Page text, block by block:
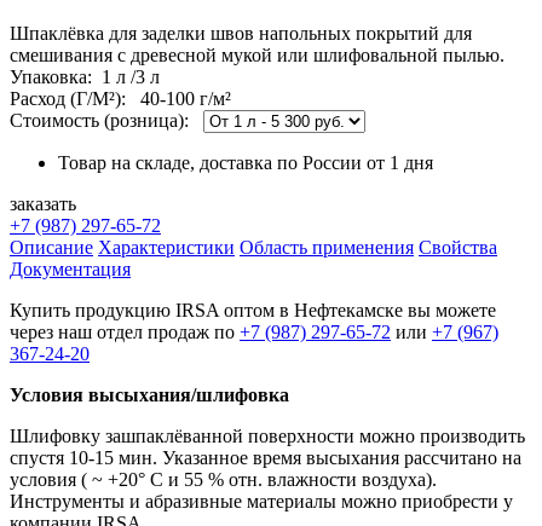
Шпаклёвка для заделки швов напольных покрытий для
смешивания с древесной мукой или шлифовальной пылью.
Упаковка: 1 л /3 л
Расход (Г/М²): 40-100 г/м²
Стоимость (розница):
Товар на складе, доставка по России от 1 дня
заказать
+7 (987) 297-65-72
Описание Характеристики Область применения Свойства
Документация
Купить продукцию IRSA оптом в Нефтекамске вы можете
через наш отдел продаж по +7 (987) 297-65-72 или +7 (967)
367-24-20
Условия высыхания/шлифовка
Шлифовку зашпаклёванной поверхности можно производить
спустя 10-15 мин. Указанное время высыхания рассчитано на
условия ( ~ +20° С и 55 % отн. влажности воздуха).
Инструменты и абразивные материалы можно приобрести у